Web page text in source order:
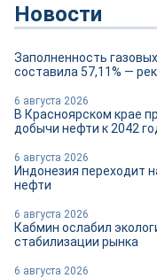
Новости
Заполненность
составила 57,11% —
6 августа 2026
В Красноярском крае
добычи нефти к 2042
6 августа 2026
Индонезия переходит
нефти
6 августа 2026
Кабмин ослабил
стабилизации рынка
6 августа 2026